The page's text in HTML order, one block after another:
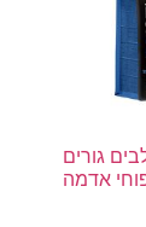
גורים
אדמה